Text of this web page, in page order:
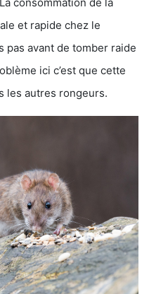
et rapide chez le
pas avant de tomber raide
ici c’est que cette
les autres rongeurs.